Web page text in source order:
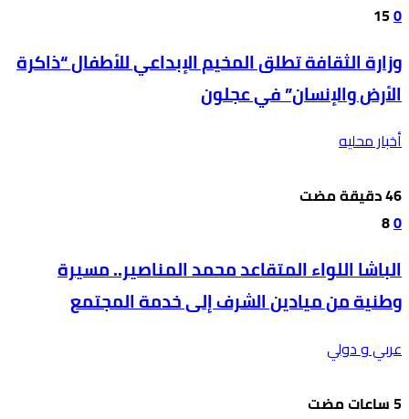
0
15
وزارة الثقافة تطلق المخيم الإبداعي للأطفال “ذاكرة
الأرض والإنسان” في عجلون
أخبار محليه
0
8
الباشا اللواء المتقاعد محمد المناصير.. مسيرة
وطنية من ميادين الشرف إلى خدمة المجتمع
عربي و دولي